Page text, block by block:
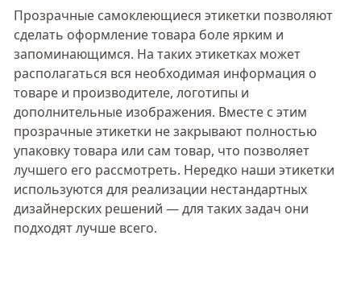
Прозрачные самоклеющиеся этикетки позволяют
сделать оформление товара боле ярким и
запоминающимся. На таких этикетках может
располагаться вся необходимая информация о
товаре и производителе, логотипы и
дополнительные изображения. Вместе с этим
прозрачные этикетки не закрывают полностью
упаковку товара или сам товар, что позволяет
лучшего его рассмотреть. Нередко наши этикетки
используются для реализации нестандартных
дизайнерских решений — для таких задач они
подходят лучше всего.